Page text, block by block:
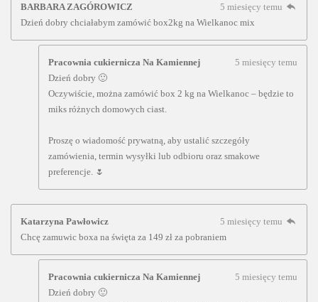
BARBARA ZAGÓROWICZ
5 miesięcy temu
Dzień dobry chciałabym zamówić box2kg na Wielkanoc mix
Pracownia cukiernicza Na Kamiennej
5 miesięcy temu
Dzień dobry 🙂
Oczywiście, można zamówić box 2 kg na Wielkanoc – będzie to
miks różnych domowych ciast.
Proszę o wiadomość prywatną, aby ustalić szczegóły
zamówienia, termin wysyłki lub odbioru oraz smakowe
preferencje. 🌷
Katarzyna Pawłowicz
5 miesięcy temu
Chcę zamuwic boxa na święta za 149 zł za pobraniem
Pracownia cukiernicza Na Kamiennej
5 miesięcy temu
Dzień dobry 🙂